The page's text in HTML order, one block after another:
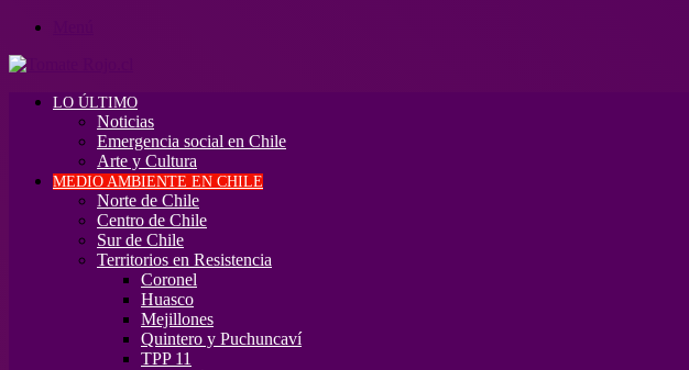
LO ÚLTIMO
Noticias
Emergencia social en Chile
Arte y Cultura
MEDIO AMBIENTE EN CHILE
Norte de Chile
Centro de Chile
Sur de Chile
Territorios en Resistencia
Coronel
Huasco
Mejillones
Quintero y Puchuncaví
TPP 11